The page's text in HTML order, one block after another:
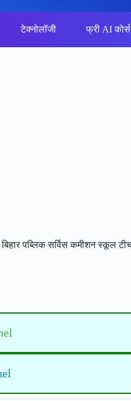
टेक्नोलॉजी फ्री AI कोर्स
पब्लिक सर्विस कमीशन स्कूल